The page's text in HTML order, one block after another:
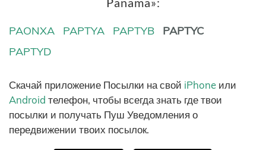
Panama»:
PAONXA PAPTYA PAPTYB
PAPTYC
PAPTYD
Скачай приложение Посылки на свой iPhone или
Android телефон, чтобы всегда знать где твои
посылки и получать Пуш Уведомления о
передвижении твоих посылок.